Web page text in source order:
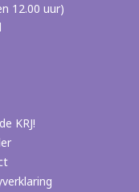
12.00 uur)
KRJ!